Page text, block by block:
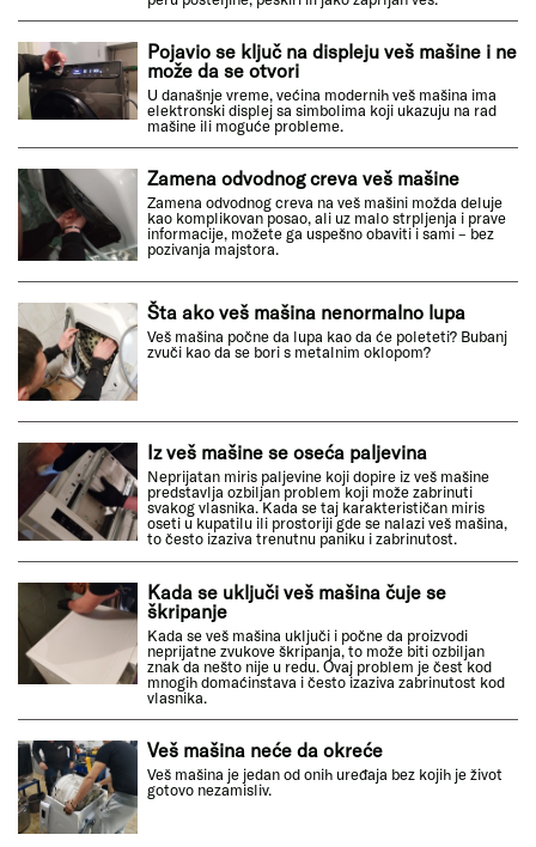
Pojavio se ključ na displeju veš mašine i ne
može da se otvori
U današnje vreme, većina modernih veš mašina ima
elektronski displej sa simbolima koji ukazuju na rad
mašine ili moguće probleme.
Zamena odvodnog creva veš mašine
Zamena odvodnog creva na veš mašini možda deluje
kao komplikovan posao, ali uz malo strpljenja i prave
informacije, možete ga uspešno obaviti i sami – bez
pozivanja majstora.
Šta ako veš mašina nenormalno lupa
Veš mašina počne da lupa kao da će poleteti? Bubanj
zvuči kao da se bori s metalnim oklopom?
Iz veš mašine se oseća paljevina
Neprijatan miris paljevine koji dopire iz veš mašine
predstavlja ozbiljan problem koji može zabrinuti
svakog vlasnika. Kada se taj karakterističan miris
oseti u kupatilu ili prostoriji gde se nalazi veš mašina,
to često izaziva trenutnu paniku i zabrinutost.
Kada se uključi veš mašina čuje se
škripanje
Kada se veš mašina uključi i počne da proizvodi
neprijatne zvukove škripanja, to može biti ozbiljan
znak da nešto nije u redu. Ovaj problem je čest kod
mnogih domaćinstava i često izaziva zabrinutost kod
vlasnika.
Veš mašina neće da okreće
Veš mašina je jedan od onih uređaja bez kojih je život
gotovo nezamisliv.